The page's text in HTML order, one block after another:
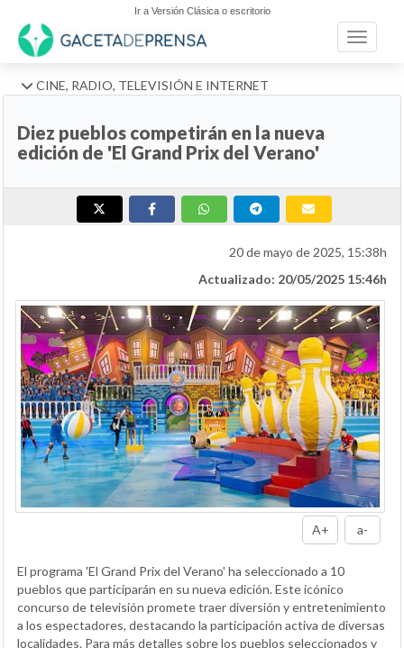
Ir a Versión Clásica o escritorio
Toggle
CINE, RADIO, TELEVISIÓN E INTERNET
Diez pueblos competirán en la nueva
edición de 'El Grand Prix del Verano'
20 de mayo de 2025, 15:38h
Actualizado: 20/05/2025 15:46h
A+ a-
El programa 'El Grand Prix del Verano' ha seleccionado a 10
pueblos que participarán en su nueva edición. Este icónico
concurso de televisión promete traer diversión y entretenimiento
a los espectadores, destacando la participación activa de diversas
localidades. Para más detalles sobre los pueblos seleccionados y